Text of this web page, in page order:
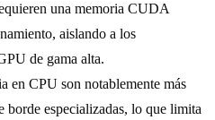
una memoria CUDA
aislando a los
de gama alta.
en CPU son notablemente más
borde especializadas, lo que limita